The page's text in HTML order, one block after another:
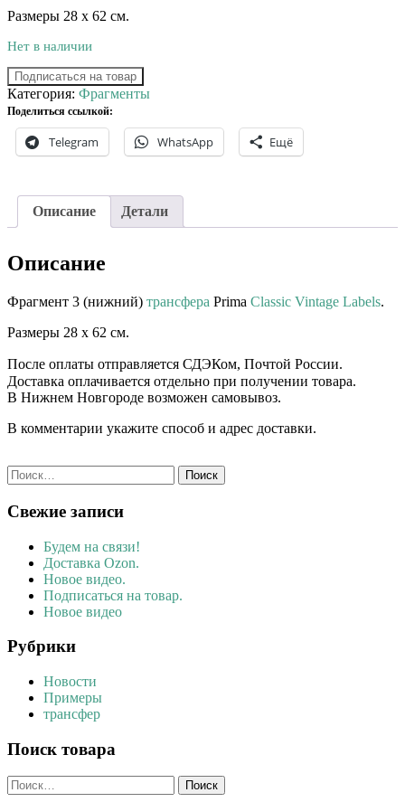
Размеры 28 х 62 см.
Нет в наличии
Подписаться на товар
Категория: Фрагменты
Поделиться ссылкой:
Telegram WhatsApp Ещё
Описание Детали
Описание
Фрагмент 3 (нижний) трансфера Prima Classic Vintage Labels.
Размеры 28 х 62 см.
После оплаты отправляется СДЭКом, Почтой России. ⠀⠀
Доставка оплачивается отдельно при получении товара. ⠀⠀
В Нижнем Новгороде возможен самовывоз.
В комментарии укажите способ и адрес доставки.
Найти:
Свежие записи
Будем на связи!
Доставка Ozon.
Новое видео.
Подписаться на товар.
Новое видео
Рубрики
Новости
Примеры
трансфер
Поиск товара
Найти: